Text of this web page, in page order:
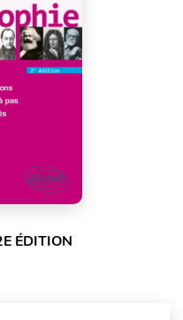
ÉDITION